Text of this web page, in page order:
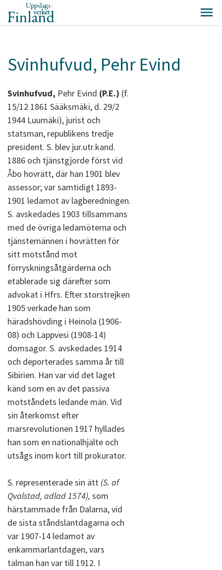
Svinhufvud, Pehr Evind
Svinhufvud, Pehr Evind (P.E.) (f.
15/12 1861 Sääksmäki, d. 29/2
1944 Luumäki), jurist och
statsman, republikens tredje
president. S. blev jur.utr.kand.
1886 och tjänstgjorde först vid
Åbo hovrätt, där han 1901 blev
assessor; var samtidigt 1893-
1901 ledamot av lagberedningen.
S. avskedades 1903 tillsammans
med de övriga ledamöterna och
tjänstemännen i hovrätten för
sitt motstånd mot
förryskningsåtgärderna och
etablerade sig därefter som
advokat i Hfrs. Efter storstrejken
1905 verkade han som
häradshövding i Heinola (1906-
08) och Lappvesi (1908-14)
domsagor. S. avskedades 1914
och deporterades samma år till
Sibirien. Han var vid det laget
känd som en av det passiva
motståndets ledande män. Vid
sin återkomst efter
marsrevolutionen 1917 hyllades
han som en nationalhjälte och
utsågs inom kort till prokurator.
S. representerade sin ätt (S. af
Qvalstad, adlad 1574), som
härstammade från Dalarna, vid
de sista ståndslantdagarna och
var 1907-14 ledamot av
enkammarlantdagen, vars
talman han var till 1912. I